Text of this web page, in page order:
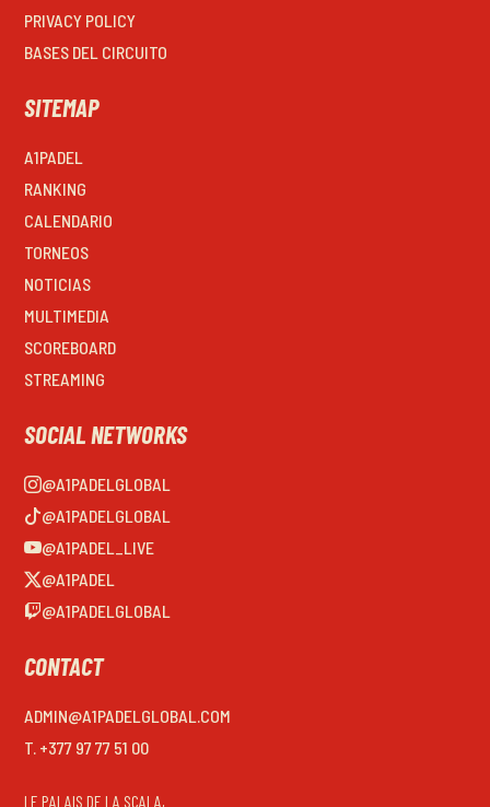
PRIVACY POLICY
BASES DEL CIRCUITO
SITEMAP
A1PADEL
RANKING
CALENDARIO
TORNEOS
NOTICIAS
MULTIMEDIA
SCOREBOARD
STREAMING
SOCIAL NETWORKS
@A1PADELGLOBAL
@A1PADELGLOBAL
@A1PADEL_LIVE
@A1PADEL
@A1PADELGLOBAL
CONTACT
ADMIN@A1PADELGLOBAL.COM
T. +377 97 77 51 00
LE PALAIS DE LA SCALA,